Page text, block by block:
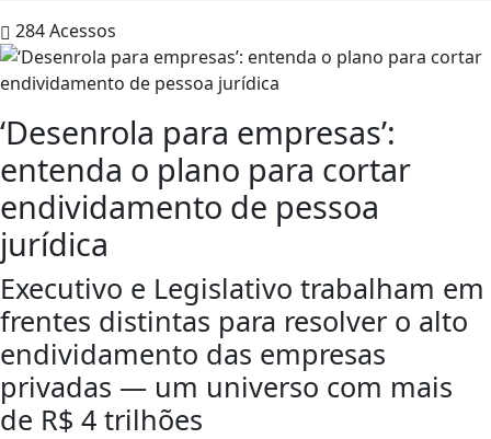
284Acessos
‘Desenrola para empresas’:
entenda o plano para cortar
endividamento de pessoa
jurídica
Executivo e Legislativo trabalham em
frentes distintas para resolver o alto
endividamento das empresas
privadas — um universo com mais
de R$ 4 trilhões